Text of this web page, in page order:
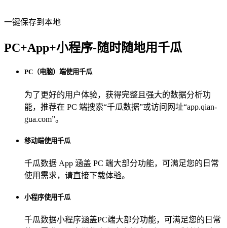
一键保存到本地
PC+App+小程序-随时随地用千瓜
PC（电脑）端使用千瓜
为了更好的用户体验，获得完整且强大的数据分析功
能，推荐在 PC 端搜索“千瓜数据”或访问网址“app.qian-
gua.com”。
移动端使用千瓜
千瓜数据 App 涵盖 PC 端大部分功能，可满足您的日常
使用需求，请直接下载体验。
小程序使用千瓜
千瓜数据小程序涵盖PC端大部分功能，可满足您的日常